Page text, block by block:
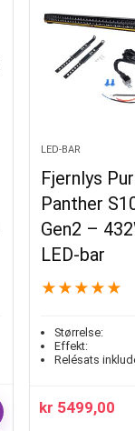
LED-BAR
Fjernlys
Panther
Gen2 –
LED-bar
★ ★ ★ ★ ★
Størrelse:
Effekt:
Relésats
kr 5499,00